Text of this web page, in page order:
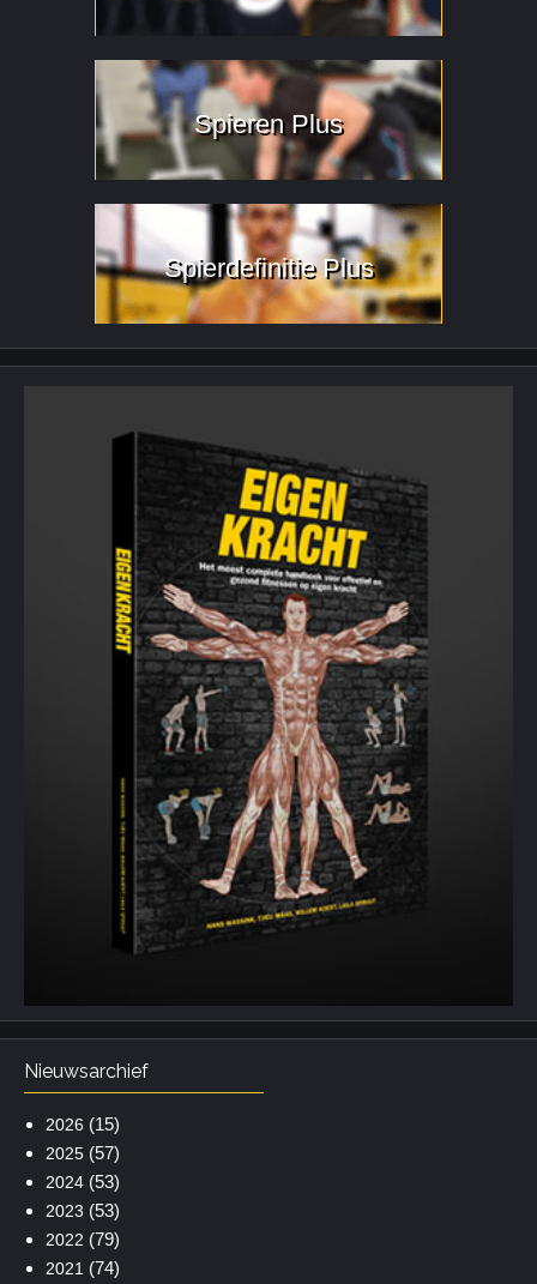
Spieren Plus
Spierdefinitie Plus
Nieuwsarchief
2026 (15)
2025(57)
2024(53)
2023 (53)
2022 (79)
2021 (74)